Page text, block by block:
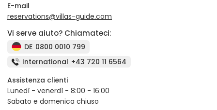
E-mail
reservations@villas-guide.com
Vi serve aiuto? Chiamateci:
DE 0800 0010 799
International +43 720 11 6564
Assistenza clienti
Lunedì - venerdì - 8:00 - 16:00
Sabato e domenica chiuso